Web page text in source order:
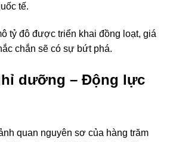
tế.
tỷ đô được triển khai đồng loạt, giá
chắn sẽ có sự bứt phá.
dưỡng – Động lực
quan nguyên sơ của hàng trăm